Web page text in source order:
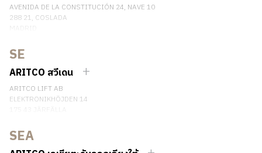
AVENIDA DE LA CONSTITUCIÓN 24, NAVE 10
288 21, COSLADA
เบอร์โทรศัพท์: (+34) 918 622 552
ติดต่อเรา
SE
ARITCO สวีเดน
ARITCO LIFT AB
ELEKTRONIKHÖJDEN 14
เบอร์โทรศัพท์: +46 8 120 401 00
SEA